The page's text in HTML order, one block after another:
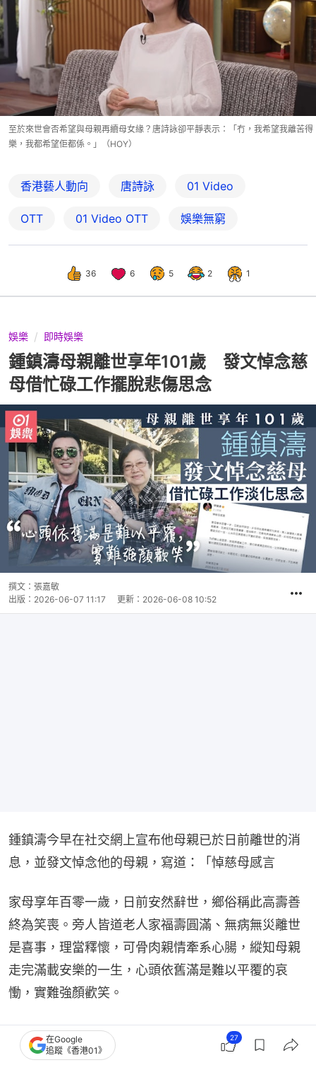
至於來世會否希望與母親再續母女緣？唐詩詠卻平靜表示：「冇，我希望我離苦得
樂，我都希望佢都係。」（HOY）
香港藝人動向 唐詩詠 01 Video
OTT 01‌ ‌Video‌ ‌OTT 娛樂無窮
36 6 5 2 1
娛樂 即時娛樂
鍾鎮濤母親離世享年101歲 發文悼念慈
母借忙碌工作擺脫悲傷思念
撰文： 張嘉敏
出版： 2026-06-07 11:17 更新： 2026-06-08 10:52
鍾鎮濤今早在社交網上宣布他母親已於日前離世的消
息，並發文悼念他的母親，寫道：「悼慈母感言
家母享年百零一歲，日前安然辭世，鄉俗稱此高壽善
終為笑喪。旁人皆道老人家福壽圓滿、無病無災離世
是喜事，理當釋懷，可骨肉親情牽系心腸，縱知母親
走完滿載安樂的一生，心頭依舊滿是難以平覆的哀
慟，實難強顏歡笑。
在Google
追蹤《香港01》
27